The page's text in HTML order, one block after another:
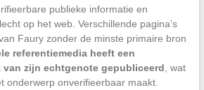
publieke informatie en
op het web. Verschillende pagina’s
Faury zonder de minste primaire bron
referentiemedia heeft een
zijn echtgenote gepubliceerd, wat
onderwerp onverifieerbaar maakt.